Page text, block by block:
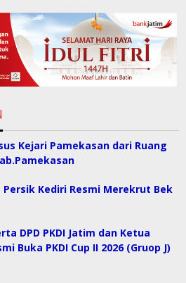
Kejari Pamekasan dari Ruang
Kediri Resmi Merekrut Bek
DPD PKDI Jatim dan Ketua
Buka PKDI Cup II 2026 (Gruop J)